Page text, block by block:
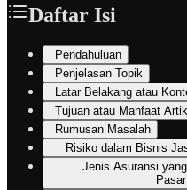
Daftar Isi
Pendahuluan
Penjelasan Topik
Latar Belakang atau
Tujuan atau Manfaat
Rumusan Masalah
Risiko dalam Bisnis
Jenis Asuransi